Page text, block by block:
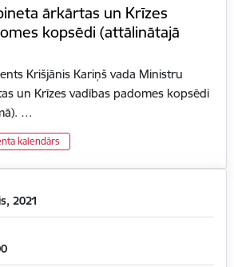
ārkārtas un Krīzes
kopsēdi (attālinātajā
Krišjānis Kariņš vada Ministru
un Krīzes vadības padomes kopsēdi
…
kalendārs
2021